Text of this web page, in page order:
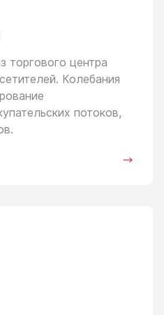
торгового центра
Колебания
потоков,